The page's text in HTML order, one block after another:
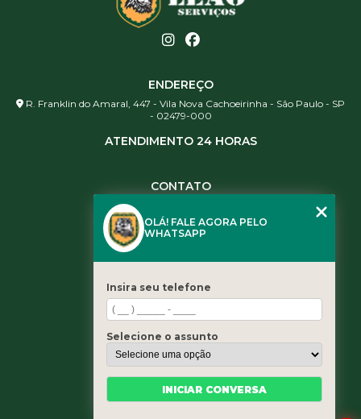
ENDEREÇO
R. Franklin do Amaral, 447 - Vila Nova Cachoeirinha - São Paulo - SP
- 02479-000
ATENDIMENTO 24 HORAS
CONTATO
(11) 3461-5871
contato@leaoservicos.com.br
Home
Quem somos
Serviços
Blog
OLÁ! FALE AGORA PELO
WHATSAPP
Insira seu telefone
Selecione o assunto
INICIAR CONVERSA